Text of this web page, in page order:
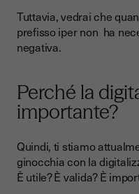
Tuttavia, vedrai che
prefisso iper non ha
negativa.
Perché la
importante?
Quindi, ti stiamo
ginocchia con la
È utile? È valida? È